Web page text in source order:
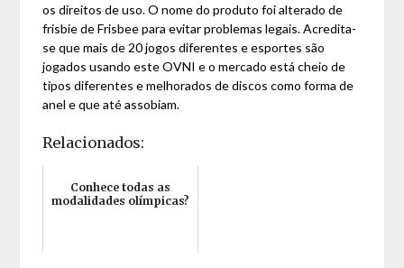
os direitos de uso. O nome do produto foi alterado de
frisbie de Frisbee para evitar problemas legais. Acredita-
se que mais de 20 jogos diferentes e esportes são
jogados usando este OVNI e o mercado está cheio de
tipos diferentes e melhorados de discos como forma de
anel e que até assobiam.
Relacionados:
Conhece todas as
modalidades olímpicas?